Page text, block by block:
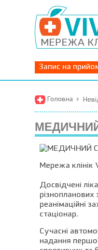
Запис на
Головна
Мережа клінік
Досвідчені
різнопланових
реанімаційні
стаціонар.
Сучасні
надання